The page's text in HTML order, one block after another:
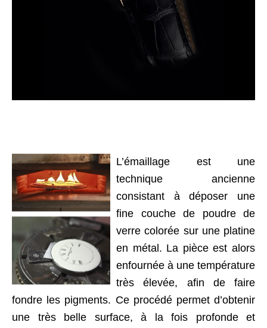
L’émaillage est une
technique ancienne
consistant à déposer une
fine couche de poudre de
verre colorée sur une platine
en métal. La pièce est alors
enfournée à une température
très élevée, afin de faire
fondre les pigments. Ce procédé permet d’obtenir
une très belle surface, à la fois profonde et